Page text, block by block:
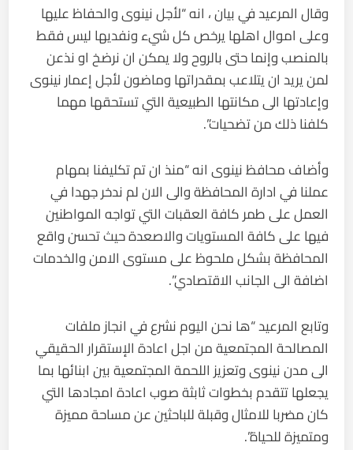
وقال المرعيد في بيان ، انه “لأجل نينوى والحفاظ عليها
وعلى اموال اهلها يرخص كل شيء ونفديها ليس فقط
بالمنصب وإنما حتى بالروح ولا يمكن ان نرضخ او نذعن
لمن يريد ان يتلاعب بمقدراتها وماضون لأجل إعمار نينوى
وإعادتها الى مكانتها الطبيعية التي تستحقها مهما
كلفنا ذلك من تضحيات”.
وأضاف محافظ نينوى انه “منذ ان تم تكليفنا بمهام
عملنا في ادارة المحافظة والى الان لم ندخر جهدا في
العمل على طمر كافة العقبات التي تواجه المواطنين
فيها على كافة المستويات والاصعدة حيث تحسن واقع
المحافظة بشكل ملحوظ على مستوى الامن والخدمات
اضافة الى الجانب الاقتصادي”.
وتابع المرعيد “ها نحن اليوم نشرع في انجاز ملفات
المصالحة المجتمعية من اجل اعادة الإستقرار الحقيقي
الى مدن نينوى وتعزيز اللحمة المجتمعية بين ابنائها بما
يجعلها تتقدم بخطوات ثابثة صوب اعادة امجادها التي
كان مضربا للامثال وقبلة للباحثين عن مساحة مميزة
ومتميزة للحياة”.